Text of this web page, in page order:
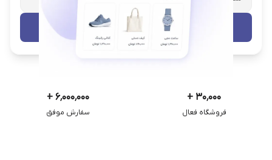
تست رایگان
۳۰٬۰۰۰ +
فروشگاه فعال
۶٬۰۰۰٬۰۰۰ +
سفارش موفق